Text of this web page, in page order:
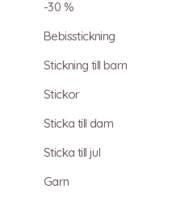
-30 %
Bebisstickning
Stickning till barn
Stickor
Sticka till dam
Sticka till jul
Garn